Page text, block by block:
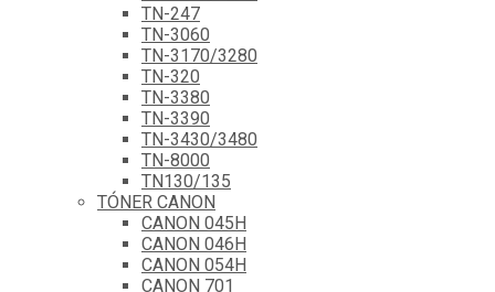
TN-247
TN-3060
TN-3170/3280
TN-320
TN-3380
TN-3390
TN-3430/3480
TN-8000
TN130/135
TÓNER CANON
CANON 045H
CANON 046H
CANON 054H
CANON 701